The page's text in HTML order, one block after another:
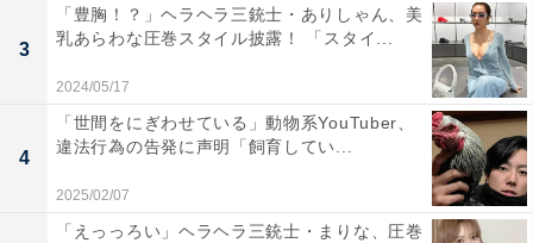
3
「豊胸！？」ヘラヘラ三銃士・ありしゃん、美
乳あらわな圧巻スタイル披露！ 「スタイ...
2024/05/17
4
「世間をにぎわせている」動物系YouTuber、
違法行為の告発に声明「飼育してい...
2025/02/07
「えっっろい」ヘラヘラ三銃士・まりな、圧巻